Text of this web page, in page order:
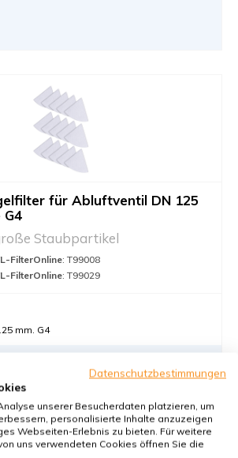
für Abluftventil DN 125
G4
Staubpartikel
FilterOnline: T99008
FilterOnline: T99029
mm. G4
In den Warenkorb
Datenschutzbestimmungen
unserer Besucherdaten platzieren, um
personalisierte Inhalte anzuzeigen
Webseiten-Erlebnis zu bieten. Für weitere
uns verwendeten Cookies öffnen Sie die